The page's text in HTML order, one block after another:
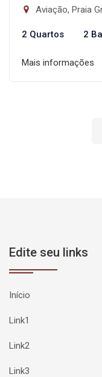
Aviação, Praia
2 Quartos 2
Mais informações
Edite seu links
Início
Link1
Link2
Link3